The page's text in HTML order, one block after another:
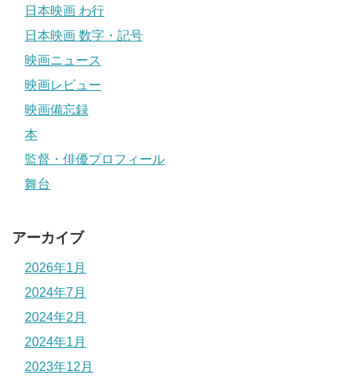
日本映画 わ行
日本映画 数字・記号
映画ニュース
映画レビュー
映画備忘録
本
監督・俳優プロフィール
舞台
アーカイブ
2026年1月
2024年7月
2024年2月
2024年1月
2023年12月